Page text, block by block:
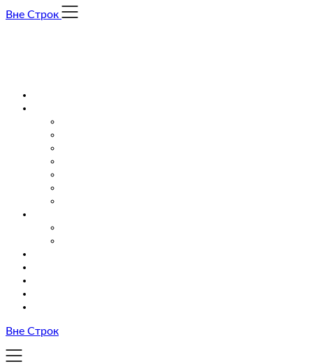
Skip
Вне Строк
Вне Строк